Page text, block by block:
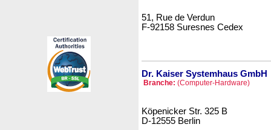
51, Rue de Verdun
F-92158 Suresnes Cedex
Dr. Kaiser Systemhaus GmbH
Branche: (Computer-Hardware)
Köpenicker Str. 325 B
D-12555 Berlin